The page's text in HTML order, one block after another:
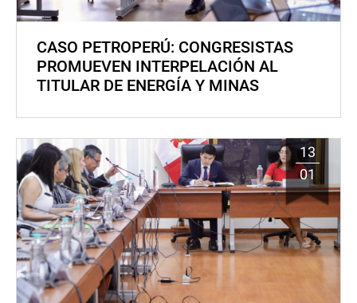
CASO PETROPERÚ: CONGRESISTAS
PROMUEVEN INTERPELACIÓN AL
TITULAR DE ENERGÍA Y MINAS
13
01